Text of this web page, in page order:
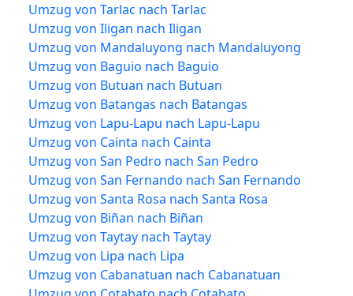
Umzug von Tarlac nach Tarlac
Umzug von Iligan nach Iligan
Umzug von Mandaluyong nach Mandaluyong
Umzug von Baguio nach Baguio
Umzug von Butuan nach Butuan
Umzug von Batangas nach Batangas
Umzug von Lapu-Lapu nach Lapu-Lapu
Umzug von Cainta nach Cainta
Umzug von San Pedro nach San Pedro
Umzug von San Fernando nach San Fernando
Umzug von Santa Rosa nach Santa Rosa
Umzug von Biñan nach Biñan
Umzug von Taytay nach Taytay
Umzug von Lipa nach Lipa
Umzug von Cabanatuan nach Cabanatuan